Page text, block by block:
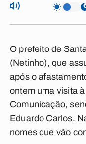
O prefeito de
(Netinho), que
após o
ontem uma visita
Comunicação,
Eduardo Carlos.
nomes que vão